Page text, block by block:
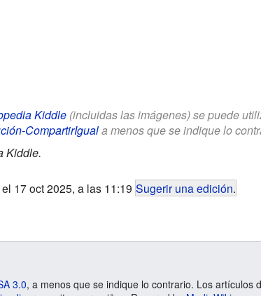
Kiddle(incluidas las imágenes) se puede
CompartirIguala menos que se indique lo
Kiddle.
17 oct 2025, a las 11:19 Sugerir una edición.
3.0, a menos que se indique lo contrario. Los artículos